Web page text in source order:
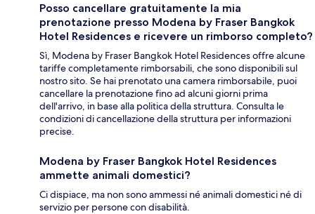
Posso cancellare gratuitamente la mia
prenotazione presso Modena by Fraser Bangkok
Hotel Residences e ricevere un rimborso completo?
Sì, Modena by Fraser Bangkok Hotel Residences offre alcune
tariffe completamente rimborsabili, che sono disponibili sul
nostro sito. Se hai prenotato una camera rimborsabile, puoi
cancellare la prenotazione fino ad alcuni giorni prima
dell'arrivo, in base alla politica della struttura. Consulta le
condizioni di cancellazione della struttura per informazioni
precise.
Modena by Fraser Bangkok Hotel Residences
ammette animali domestici?
Ci dispiace, ma non sono ammessi né animali domestici né di
servizio per persone con disabilità.